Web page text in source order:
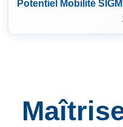
Potentiel Mobilité